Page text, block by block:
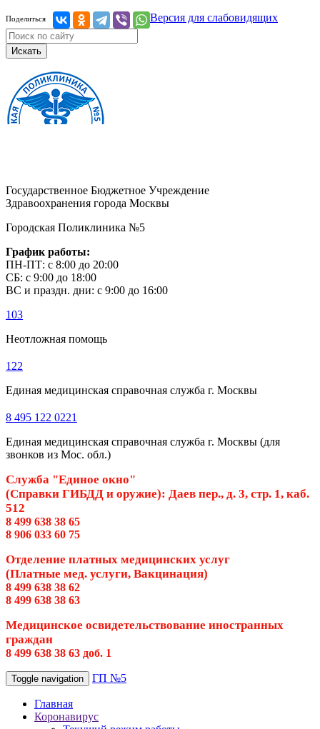
Поделиться Версия для слабовидящих
Искать
Государственное Бюджетное Учреждение
Здравоохранения города Москвы
Городская Поликлиника №5
График работы:
ПН-ПТ: с 8:00 до 20:00
СБ: с 9:00 до 18:00
ВС и праздн. дни: с 9:00 до 16:00
103
Неотложная помощь
122
Единая медицинская справочная служба г. Москвы
8 495 122 0221
Единая медицинская справочная служба г. Москвы (для
звонков из Мос. обл.)
Служба "Единое окно"
(Справки ГИБДД и оружие): Даев пер., д. 3, стр. 1, каб.
512
8 499 638 38 65
8 906 033 60 75
Отделение платных медицинских услуг
(Платные мед. услуги, Вакцинация)
8 499 638 38 62
8 499 638 38 63
Медицинское освидетельствование иностранных
граждан
8 499 638 38 63 доб. 1
Toggle navigation ГП №5
Главная
Коронавирус